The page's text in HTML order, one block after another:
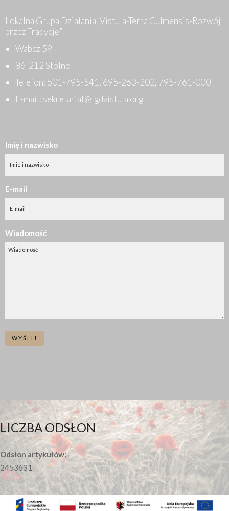
Lokalna Grupa Działania „Vistula-Terra Culmensis-Rozwój
przez Tradycję”
Wabcz 59
86-212 Stolno
Telefon: 501-795-541 , 695-263-202, 795-761-000
E-mail: sekretariat@lgdvistula.org
Imię i nazwisko
E-mail
Wiadomość
WYŚLIJ
LICZBA ODSŁON
Odsłon artykułów:
2453631